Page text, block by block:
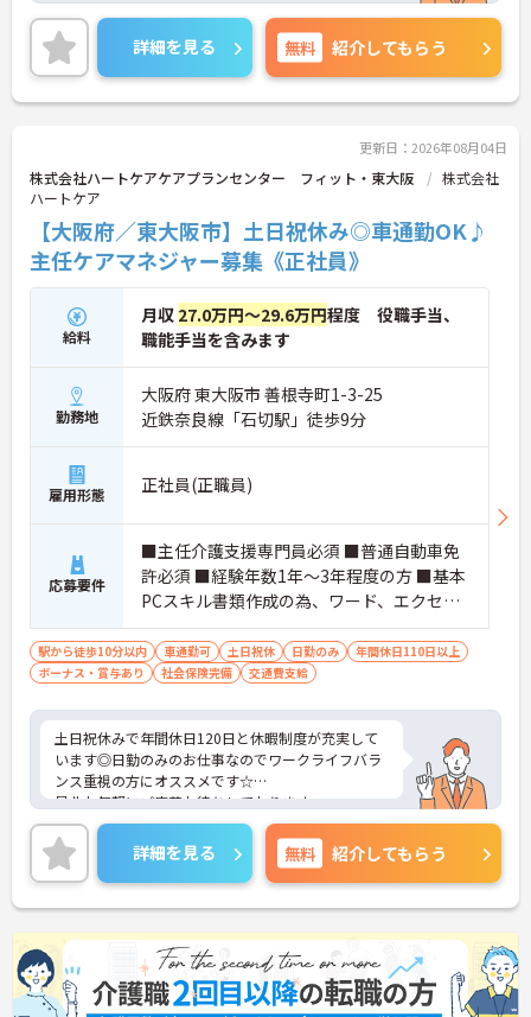
昇給や賞与制度があり頑張りが評価されてしっかり
と職員に還元されます。
ご興味のある方には、面接対策ポイントなど、さら
に詳細をお話しいたしますのでお気軽にご相談くだ
さい！
詳細を見る 無料 紹介してもらう
更新日：2026年08月04日
株式会社ハートケアケアプランセンター フィット・東大阪
株式会社
ハートケア
【大阪府／東大阪市】土日祝休み◎車通勤OK♪
主任ケアマネジャー募集《正社員》
給料
月収 27.0万円～29.6万円程度 役職手当、
職能手当を含みます
勤務地
大阪府 東大阪市 善根寺町1-3-25
近鉄奈良線「石切駅」徒歩9分
雇用形態 正社員(正職員)
応募要件
■主任介護支援専門員必須 ■普通自動車免
許必須 ■経験年数1年～3年程度の方 ■基本
PCスキル書類作成の為、ワード、エクセル
に簡単な入力程度
駅から徒歩10分以内 車通勤可 土日祝休 日勤のみ
年間休日110日以上
ボーナス・賞与あり
社会保険完備 交通費支給
土日祝休みで年間休日120日と休暇制度が充実して
います◎日勤のみのお仕事なのでワークライフバラ
ンス重視の方にオススメです☆
是非お気軽にご応募お待ちしております。
詳細を見る 無料 紹介してもらう